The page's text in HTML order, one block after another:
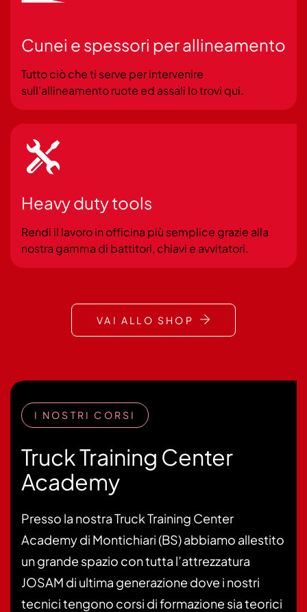
Cunei e spessori per allineamento
Tutto ciò che ti serve per intervenire
sull'allineamento ruote ed assali lo trovi qui.
Heavy duty tools
Rendi il lavoro in officina più semplice grazie alla
nostra gamma di battitori, chiavi e avvitatori.
VAI ALLO SHOP
I NOSTRI CORSI
Truck Training Center
Academy
Presso la nostra Truck Training Center
Academy di Montichiari (BS) abbiamo allestito
un grande spazio con tutta l’attrezzatura
JOSAM di ultima generazione dove i nostri
tecnici tengono corsi di formazione sia teorici